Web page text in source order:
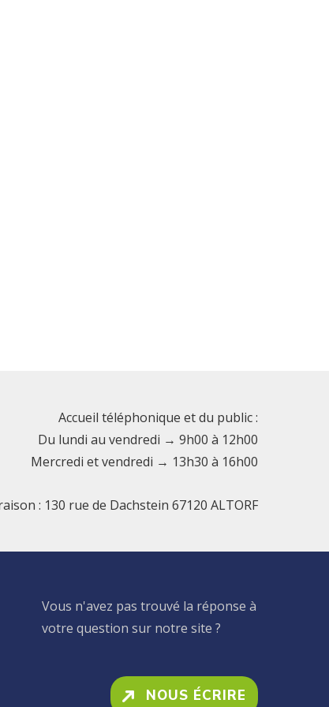
Accueil téléphonique et du public :
Du lundi au vendredi → 9h00 à 12h00
Mercredi et vendredi → 13h30 à 16h00
: 130 rue de Dachstein 67120 ALTORF
Vous n'avez pas trouvé la réponse à
votre question sur notre site ?
NOUS ÉCRIRE